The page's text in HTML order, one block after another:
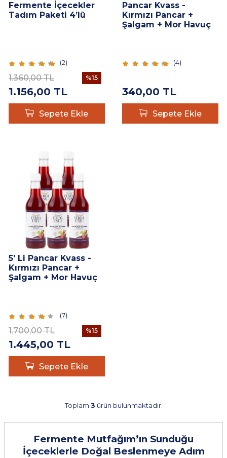
Fermente İçecekler
Tadım Paketi 4’lü
1.360,00TL
1.156,00 TL
%15
Sepete Ekle
(2)
Pancar Kvass -
Kırmızı Pancar +
Şalgam + Mor Havuç
340,00 TL
Sepete Ekle
(4)
5' Li Pancar Kvass -
Kırmızı Pancar +
Şalgam + Mor Havuç
1.700,00TL
1.445,00 TL
%15
Sepete Ekle
(7)
Toplam 3 ürün bulunmaktadır.
Fermente Mutfağım’ın Sunduğu
İçeceklerle Doğal Beslenmeye Adım